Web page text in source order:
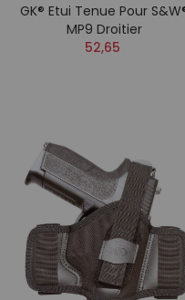
GK® Etui Tenue Pour
MP9 Droitier
52,65